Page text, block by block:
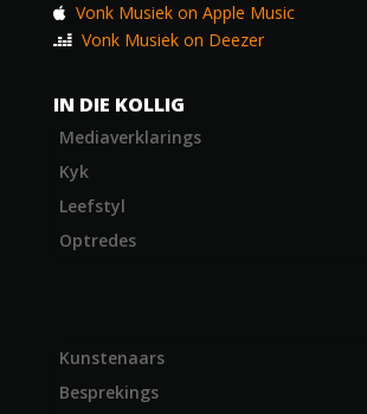
Vonk Musiek on Apple Music
Vonk Musiek on Deezer
IN DIE KOLLIG
Mediaverklarings
Kyk
Leefstyl
Optredes
Kunstenaars
Besprekings